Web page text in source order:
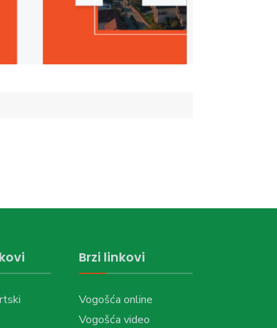
Brzi linkovi
Vogošća online
Vogošća video